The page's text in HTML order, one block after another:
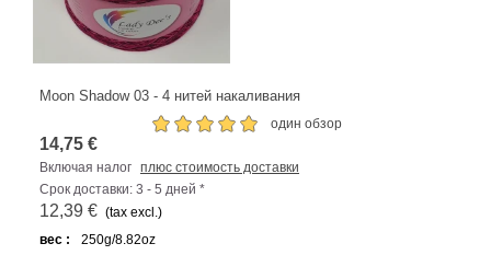
Moon Shadow 03 - 4 нитей накаливания
один обзор
14,75 €
Включая налог плюс стоимость доставки
Срок доставки: 3 - 5 дней *
12,39 € (tax excl.)
вес :
250g/8.82oz